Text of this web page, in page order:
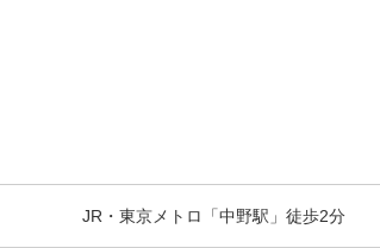
JR・東京メトロ「中野駅」徒歩2分